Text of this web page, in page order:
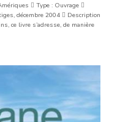
 Type : Ouvrage 
décembre 2004  Description
ce livre s’adresse, de manière